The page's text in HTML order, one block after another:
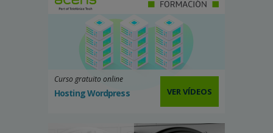
Curso gratuito online
Hosting Wordpress VER VÍDEOS